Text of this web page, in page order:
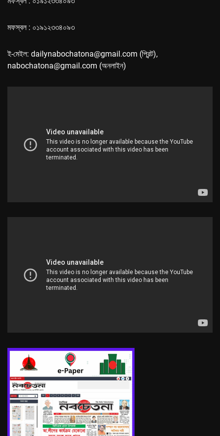
মফস্বল : ০১৯১২৩৩৪০৯৩
ই-মেইল: dailynabochatona@gmail.com (প্রিন্ট),
nabochatona@gmail.com (অনলাইন)